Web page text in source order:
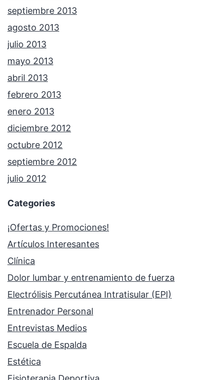
septiembre 2013
agosto 2013
julio 2013
mayo 2013
abril 2013
febrero 2013
enero 2013
diciembre 2012
octubre 2012
septiembre 2012
julio 2012
Categories
¡Ofertas y Promociones!
Artículos Interesantes
Clínica
Dolor lumbar y entrenamiento de fuerza
Electrólisis Percutánea Intratisular (EPI)
Entrenador Personal
Entrevistas Medios
Escuela de Espalda
Estética